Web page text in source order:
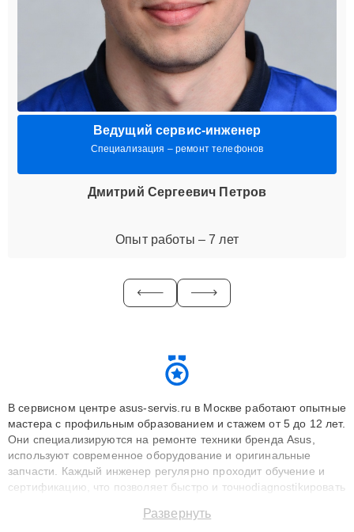
Ведущий сервис-инженер
Специализация – ремонт телефонов
Дмитрий Сергеевич Петров
Опыт работы – 7 лет
В сервисном центре asus-servis.ru в Москве работают опытные
мастера с профильным образованием и стажем от 5 до 12 лет.
Они специализируются на ремонте техники бренда Asus,
используют современное оборудование и оригинальные
запчасти. Каждый инженер регулярно проходит обучение и
сертификацию, что позволяет быстро и точноdiagnostikировать
до 3 лет. Наши мастера решают сложные случаи: от замены
Развернуть